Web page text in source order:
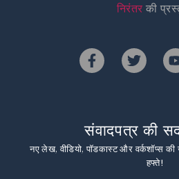
निरंतर की
संवादपत्र की
नए लेख, वीडियो, पॉडकास्ट और वर्कशॉप्स
हफ्ते!